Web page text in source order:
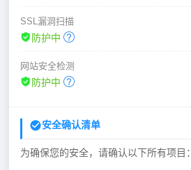
SSL漏洞扫描
防护中
网站安全检测
防护中
安全确认清单
为确保您的安全，请确认以下所有项目：